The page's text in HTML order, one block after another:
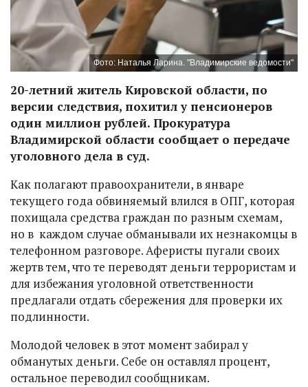
Фото: Наталья Ларина. "Владимирские ведомости"
20-летний житель Кировской области, по
версии следствия, похитил у пенсионеров
один миллион рублей. Прокуратура
Владимирской области сообщает о передаче
уголовного дела в суд.
Как полагают правоохранители, в январе
текущего года обвиняемый влился в ОПГ, которая
похищала средства граждан по разным схемам,
но в каждом случае обманывали их незнакомцы в
телефонном разговоре. Аферисты пугали своих
жертв тем, что те переводят деньги террористам и
для избежания уголовной ответственности
предлагали отдать сбережения для проверки их
подлинности.
Молодой человек в этот момент забирал у
обманутых деньги. Себе он оставлял процент,
остальное переводил сообщникам.